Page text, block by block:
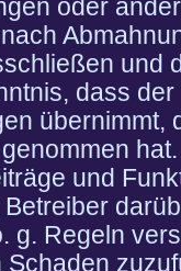
oder
und
dass
übernimmt,
und
g. Regeln
Schaden